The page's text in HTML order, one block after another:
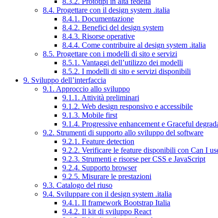
8.4. Progettare con il design system .italia
8.4.1. Documentazione
8.4.2. Benefici del design system
8.4.3. Risorse operative
8.4.4. Come contribuire al design system .italia
8.5. Progettare con i modelli di sito e servizi
8.5.1. Vantaggi dell’utilizzo dei modelli
8.5.2. I modelli di sito e servizi disponibili
9. Sviluppo dell’interfaccia
9.1. Approccio allo sviluppo
9.1.1. Attività preliminari
9.1.2. Web design responsivo e accessibile
9.1.3. Mobile first
9.1.4. Progressive enhancement e Graceful
9.2. Strumenti di supporto allo sviluppo del software
9.2.1. Feature detection
9.2.2. Verificare le feature disponibili con Can I
9.2.3. Strumenti e risorse per CSS e JavaScript
9.2.4. Supporto browser
9.2.5. Misurare le prestazioni
9.3. Catalogo del riuso
9.4. Sviluppare con il design system .italia
9.4.1. Il framework Bootstrap Italia
9.4.2. Il kit di sviluppo React